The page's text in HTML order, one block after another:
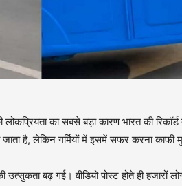
का सबसे बड़ा कारण भारत की रिकॉर्ड
है, लेकिन गर्मियों में इसमें सफर करना काफी
बढ़ गई। वीडियो पोस्ट होते ही हजारों